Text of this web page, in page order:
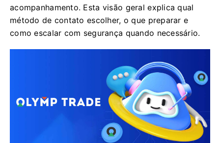
acompanhamento. Esta visão geral explica qual
método de contato escolher, o que preparar e
como escalar com segurança quando necessário.